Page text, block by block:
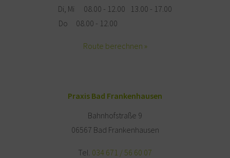
Di, Mi
08.00 - 12.00
13.00 - 17.00
Do
08.00 - 12.00
Route berechnen »
Praxis Bad Frankenhausen
Bahnhofstraße 9
06567 Bad Frankenhausen
Tel. 034 671 / 56 60 07